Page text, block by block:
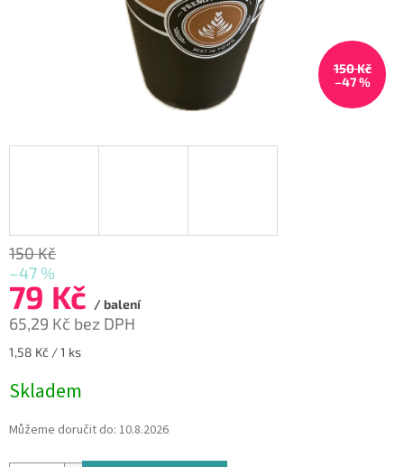
150 Kč
–47 %
150 Kč
–47 %
79 Kč / balení
65,29 Kč bez DPH
Měrná
1,58 Kč / 1 ks
Skladem
Můžeme doručit do: 10.8.2026